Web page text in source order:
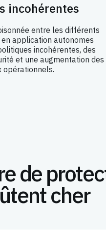
incohérentes
entre les différents
application autonomes
incohérentes, des
et une augmentation des
opérationnels.
de
cher